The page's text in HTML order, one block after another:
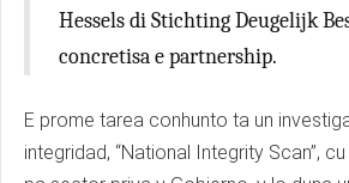
Hessels di Stichting Deugelijk
concretisa e partnership.
E prome tarea conhunto ta un
integridad, “National Integrity Scan”,